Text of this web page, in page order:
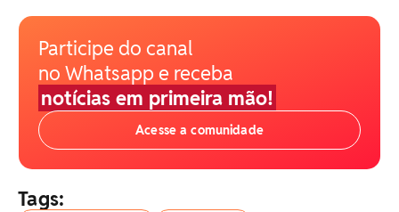
Participe do canal
no Whatsapp e receba
notícias em primeira mão!
Acesse a comunidade
Tags: